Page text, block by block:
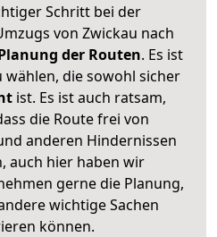
Schritt bei der
von Zwickau nach
der Routen. Es ist
wählen, die sowohl sicher
ist. Es ist auch ratsam,
die Route frei von
anderen Hindernissen
auch hier haben wir
gerne die Planung,
wichtige Sachen
können.